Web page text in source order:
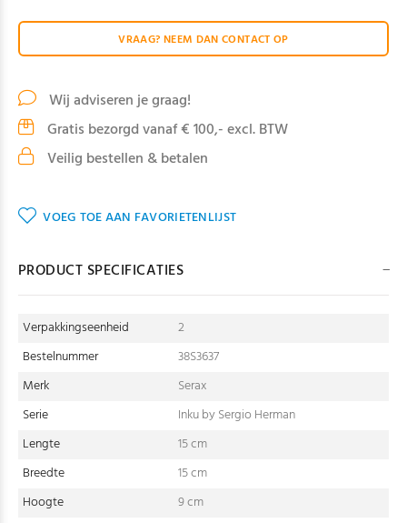
VRAAG? NEEM DAN CONTACT OP
Wij adviseren je graag!
Gratis bezorgd vanaf € 100,- excl. BTW
Veilig bestellen & betalen
VOEG TOE AAN FAVORIETENLIJST
PRODUCT SPECIFICATIES
Verpakkingseenheid
2
Bestelnummer
38S3637
Merk
Serax
Serie
Inku by Sergio Herman
Lengte
15 cm
Breedte
15 cm
Hoogte
9 cm